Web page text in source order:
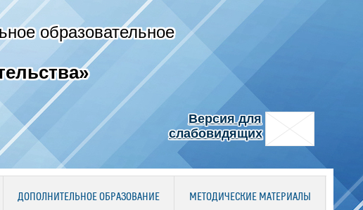
образовательное
Версия для
слабовидящих
ДОПОЛНИТЕЛЬНОЕ ОБРАЗОВАНИЕ МЕТОДИЧЕСКИЕ МАТЕРИАЛЫ